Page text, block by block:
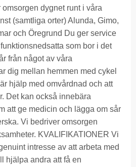
dygnet runt i våra
(samtliga orter) Alunda, Gimo,
och Öregrund Du ger service
som bor i det
från något av våra
dig mellan hemmen med cykel
hjälp med omvårdnad och att
Det kan också innebära
att ge medicin och lägga om sår
Vi bedriver omsorgen
KVALIFIKATIONER Vi
intresse av att arbeta med
hjälpa andra att få en